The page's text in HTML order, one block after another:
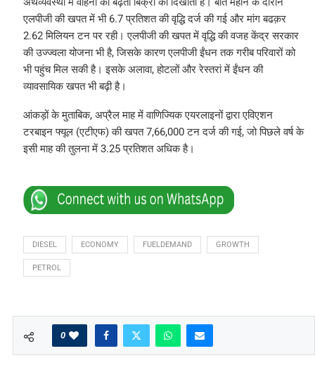
एलपीजी की खपत में भी 6.7 प्रतिशत की वृद्धि दर्ज की गई और मांग बढक़र
2.62 मिलियन टन पर रही। एलपीजी की खपत में वृद्धि की वजह केंद्र सरकार
की उज्ज्वला योजना भी है, जिसके कारण एलपीजी ईंधन तक गरीब परिवारों को
भी पहुंच मिल सकी है। इसके अलावा, होटलों और रेस्तरां में ईंधन की
व्यावसायिक खपत भी बढ़ी है।
आंकड़ों के मुताबिक, अप्रैल माह में वाणिज्यिक एयरलाइनों द्वारा एविएशन
टरबाइन फ्यूल (एटीएफ) की खपत 7,66,000 टन दर्ज की गई, जो पिछले वर्ष के
इसी माह की तुलना में 3.25 प्रतिशत अधिक है।
DIESEL ECONOMY FUELDEMAND GROWTH
PETROL
0